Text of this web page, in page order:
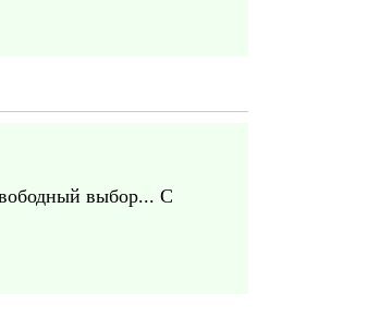
выбор... С